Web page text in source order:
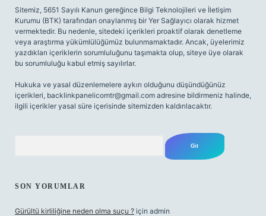
Sitemiz, 5651 Sayılı Kanun gereğince Bilgi Teknolojileri ve İletişim
Kurumu (BTK) tarafından onaylanmış bir Yer Sağlayıcı olarak hizmet
vermektedir. Bu nedenle, sitedeki içerikleri proaktif olarak denetleme
veya araştırma yükümlülüğümüz bulunmamaktadır. Ancak, üyelerimiz
yazdıkları içeriklerin sorumluluğunu taşımakta olup, siteye üye olarak
bu sorumluluğu kabul etmiş sayılırlar.
Hukuka ve yasal düzenlemelere aykırı olduğunu düşündüğünüz
içerikleri, backlinkpanelicomtr@gmail.com adresine bildirmeniz halinde,
ilgili içerikler yasal süre içerisinde sitemizden kaldırılacaktır.
SON YORUMLAR
Gürültü kirliliğine neden olma suçu ? için admin